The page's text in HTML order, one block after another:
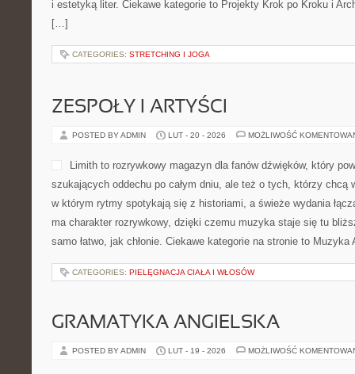
i estetyką liter. Ciekawe kategorie to Projekty Krok po Kroku i
[…]
CATEGORIES: STRETCHING I JOGA
ZESPOŁY I ARTYŚCI
POSTED BY ADMIN LUT - 20 - 2026 MOŻLIWOŚĆ
Limith to rozrywkowy magazyn dla fanów dźwięków, który
szukających oddechu po całym dniu, ale też o tych, którzy chcą
w którym rytmy spotykają się z historiami, a świeże wydania
ma charakter rozrywkowy, dzięki czemu muzyka staje się tu
samo łatwo, jak chłonie. Ciekawe kategorie na stronie to
CATEGORIES: PIELĘGNACJA CIAŁA I WŁOSÓW
GRAMATYKA ANGIELSKA
POSTED BY ADMIN LUT - 19 - 2026 MOŻLIWOŚĆ